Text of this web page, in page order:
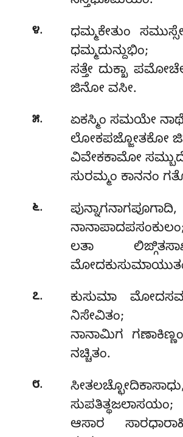
೪. ಧಮ್ಮಕೇತುಂ
ಧಮ್ಮದುನ್ದುಭಿಂ;
ಸತ್ತೇ ದುಕ್ಖಾ
ಜಿನೋ ವಸೀ.
೫.
ಏಕಸ್ಮಿಂ ಸಮಯೇ
ಲೋಕಪಜ್ಜೋತಕೋ
ವಿವೇಕಕಾಮೋ
ಸುರಮ್ಮಂ ಕಾನನಂ
೬.
ಪುನ್ನಾಗನಾಗಪೂಗಾದಿ,
ಲತಾ
೭.
ಕುಸುಮಾ
ನಿಸೇವಿತಂ;
ನಾನಾಮಿಗ
ನಚ್ಚಿತಂ.
೮.
ಸೀತಲಚ್ಛೋದಿಕಾಸಾಧು,
ಸುಪತಿತ್ಥಜಲಾಸಯಂ;
ಆಸಾರ